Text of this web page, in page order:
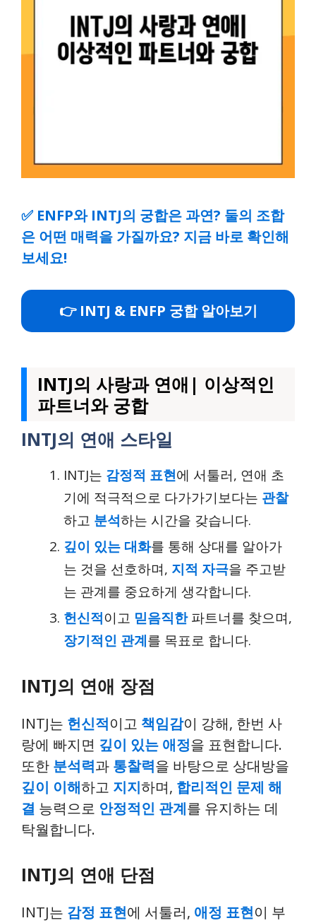
✅ ENFP와 INTJ의 궁합은 과연? 둘의 조합
은 어떤 매력을 가질까요? 지금 바로 확인해
보세요!
👉 INTJ & ENFP 궁합 알아보기
INTJ의 사랑과 연애| 이상적인
파트너와 궁합
INTJ의 연애 스타일
INTJ는 감정적 표현에 서툴러, 연애 초
기에 적극적으로 다가가기보다는 관찰
하고 분석하는 시간을 갖습니다.
깊이 있는 대화를 통해 상대를 알아가
는 것을 선호하며, 지적 자극을 주고받
는 관계를 중요하게 생각합니다.
헌신적이고 믿음직한파트너를 찾으며,
장기적인 관계를 목표로 합니다.
INTJ의 연애 장점
INTJ는 헌신적이고 책임감이 강해, 한번 사
랑에 빠지면 깊이 있는 애정을 표현합니다.
또한 분석력과 통찰력을 바탕으로 상대방을
깊이 이해하고 지지하며, 합리적인 문제 해
결 능력으로 안정적인 관계를 유지하는 데
탁월합니다.
INTJ의 연애 단점
INTJ는 감정 표현에 서툴러, 애정 표현이 부